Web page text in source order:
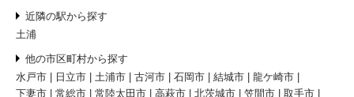
近隣の駅から探す
土浦
他の市区町村から探す
水戸市
日立市 土浦市 古河市 石岡市 結城市
龍ケ崎市
下妻市
常総市 常陸太田市 高萩市 北茨城市 笠間市
取手市